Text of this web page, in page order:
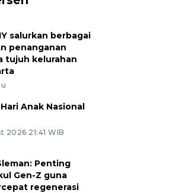
salurkan berbagai
penanganan
tujuh kelurahan
Anak Nasional
2026 21:41 WIB
Penting
Gen-Z guna
regenerasi